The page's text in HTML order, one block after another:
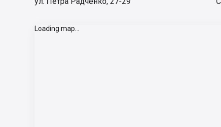
Loading map...